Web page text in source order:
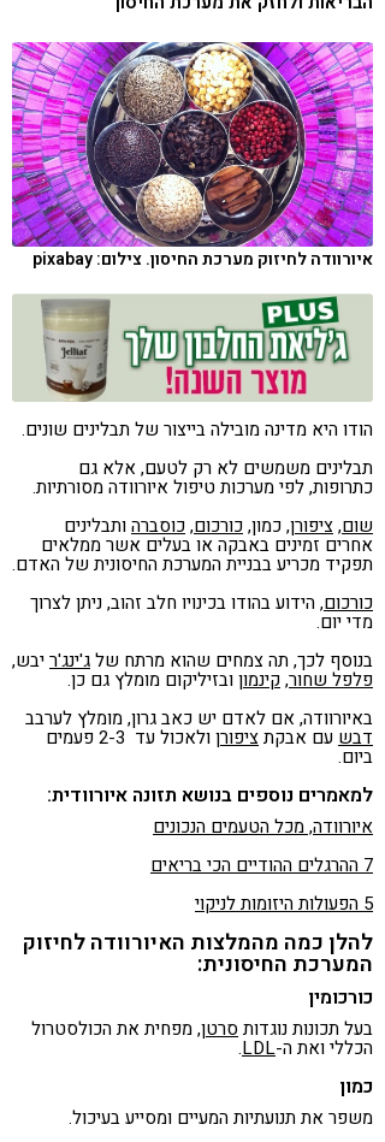
איורוודה לחיזוק מערכת החיסון. צילום: pixabay
הודו היא מדינה מובילה בייצור של תבלינים שונים.
תבלינים משמשים לא רק לטעם, אלא גם
כתרופות, לפי מערכות טיפול איורוודה מסורתיות.
שום,ציפורן, כמון,כורכום,כוסברהותבלינים
אחרים זמינים באבקה או בעלים אשר ממלאים
תפקיד מכריע בבניית המערכת החיסונית של האדם.
כורכום, הידוע בהודו בכינויו חלב זהוב, ניתן לצרוך
מדי יום.
בנוסף לכך, תה צמחים שהוא מרתח שלג'ינג'ריבש,
פלפל שחור, קינמוןובזיליקום מומלץ גם כן.
באיורוודה, אם לאדם יש כאב גרון, מומלץ לערבב
דבש עם אבקתציפורן ולאכול עד 2-3 פעמים
ביום.
למאמרים נוספים בנושא תזונה איורוודית:
איורוודה, מכל הטעמים הנכונים
7 ההרגלים ההודיים הכי בריאים
5 הפעולות היזומות לניקוי
להלן כמה מהמלצות האיורוודה לחיזוק
המערכת החיסונית:
כורכומין
בעל תכונות נוגדות סרטן, מפחית את הכולסטרול
הכללי ואת ה-LDL
.
כמון
משפר את תנועתיות המעיים ומסייע בעיכול.